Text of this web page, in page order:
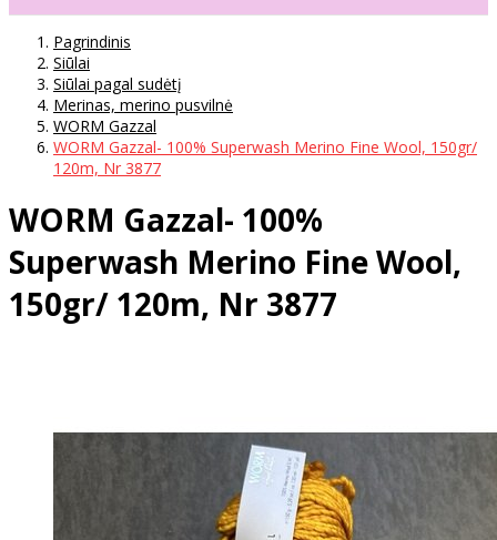
Pagrindinis
Siūlai
Siūlai pagal sudėtį
Merinas, merino pusvilnė
WORM Gazzal
WORM Gazzal- 100% Superwash Merino Fine Wool, 150gr/
120m, Nr 3877
WORM Gazzal- 100%
Superwash Merino Fine Wool,
150gr/ 120m, Nr 3877